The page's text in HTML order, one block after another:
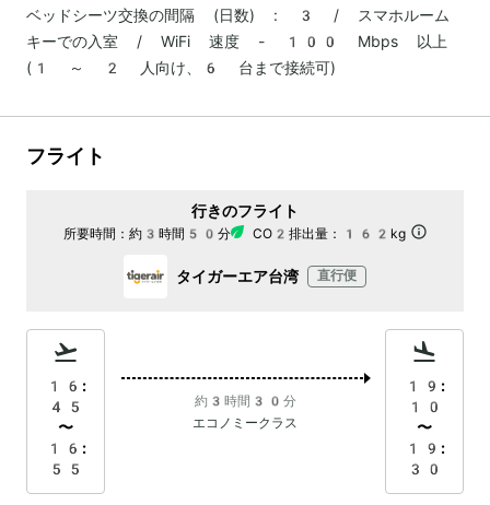
ベッドシーツ交換の間隔 (日数) : 3 / スマホルーム
キーでの入室 / WiFi 速度 - 100 Mbps 以上
(1 ～ 2 人向け、6 台まで接続可)
フライト
行きのフライト
所要時間： 約3時間50分 CO2排出量： 162kg
タイガーエア台湾 直行便
16:
45
〜
16:
55
約3時間30分
エコノミークラス
19:
10
〜
19:
30